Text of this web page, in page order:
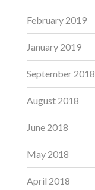
February 2019
January 2019
September 2018
August 2018
June 2018
May 2018
April 2018